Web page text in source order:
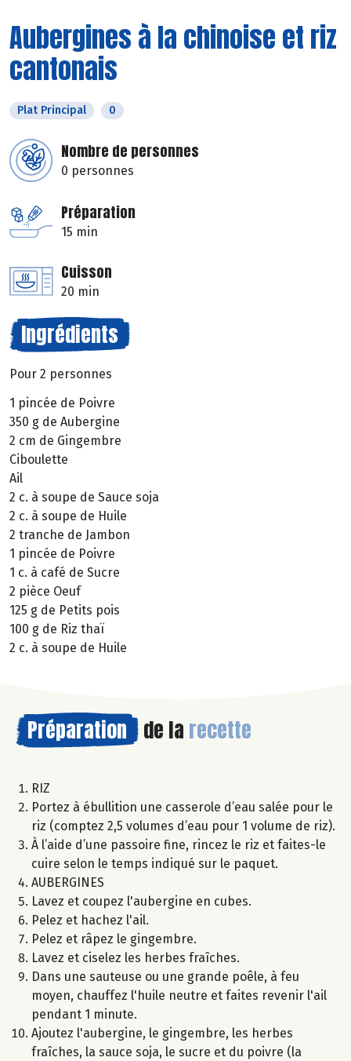
Aubergines à la chinoise et riz
cantonais
Plat Principal 0
Nombre de personnes
0 personnes
Préparation
15 min
Cuisson
20 min
Ingrédients
Pour 2 personnes
1 pincée de Poivre
350 g de Aubergine
2 cm de Gingembre
Ciboulette
Ail
2 c. à soupe de Sauce soja
2 c. à soupe de Huile
2 tranche de Jambon
1 pincée de Poivre
1 c. à café de Sucre
2 pièce Oeuf
125 g de Petits pois
100 g de Riz thaï
2 c. à soupe de Huile
Préparation de la recette
RIZ
Portez à ébullition une casserole d’eau salée pour le
riz (comptez 2,5 volumes d’eau pour 1 volume de riz).
À l’aide d’une passoire fine, rincez le riz et faites-le
cuire selon le temps indiqué sur le paquet.
AUBERGINES
Lavez et coupez l'aubergine en cubes.
Pelez et hachez l'ail.
Pelez et râpez le gingembre.
Lavez et ciselez les herbes fraîches.
Dans une sauteuse ou une grande poêle, à feu
moyen, chauffez l'huile neutre et faites revenir l'ail
pendant 1 minute.
Ajoutez l'aubergine, le gingembre, les herbes
fraîches, la sauce soja, le sucre et du poivre (la